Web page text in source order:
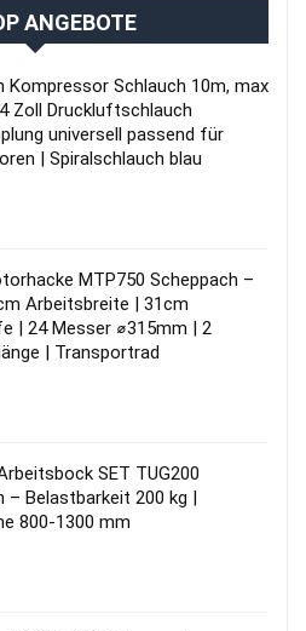
ANGEBOTE
Kompressor Schlauch 10m, max
Zoll Druckluftschlauch
universell passend für
| Spiralschlauch blau
MTP750 Scheppach –
Arbeitsbreite | 31cm
| 24 Messer ⌀315mm | 2
| Transportrad
SET TUG200
– Belastbarkeit 200 kg |
800-1300 mm